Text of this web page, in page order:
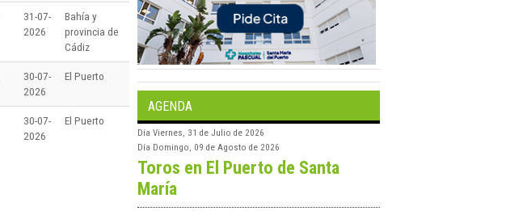
31-07-
2026
Bahía y
provincia de
Cádiz
30-07-
2026
El Puerto
30-07-
2026
El Puerto
AGENDA
Día Viernes, 31 de Julio de 2026
Día Domingo, 09 de Agosto de 2026
Toros en El Puerto de Santa
María